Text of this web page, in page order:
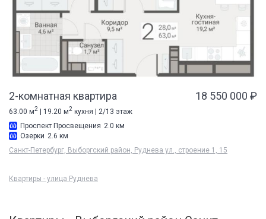
2-комнатная квартира 18 550 000 ₽
63.00 м2 | 19.20 м2 кухня | 2/13 этаж
Проспект Просвещения 2.0 км
Озерки 2.6 км
Санкт-Петербург, Выборгский район, Руднева ул., строение 1, 15
Квартиры - улица Руднева